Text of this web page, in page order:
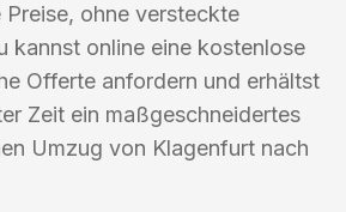
Preise, ohne versteckte
kannst online eine kostenlose
Offerte anfordern und erhältst
Zeit ein maßgeschneidertes
Umzug von Klagenfurt nach